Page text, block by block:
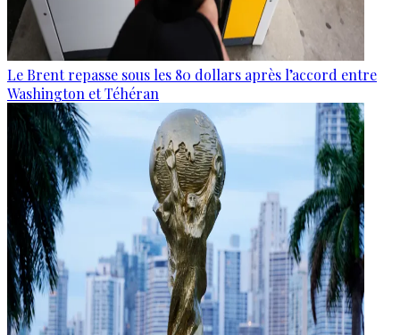
Le Brent repasse sous les 80 dollars après l’accord entre
Washington et Téhéran